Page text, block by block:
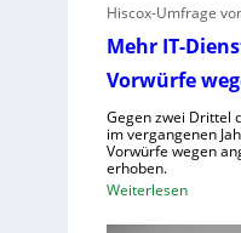
Hiscox-Umfrage
Mehr IT-
Vorwürfe
Gegen zwei Drittel
im vergangenen
Vorwürfe wegen
erhoben.
Weiterlesen: